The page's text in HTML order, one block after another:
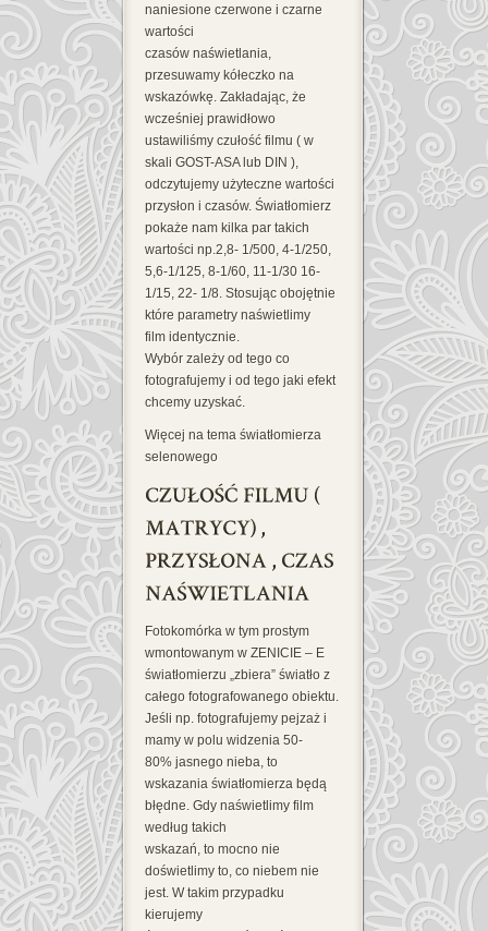
naniesione czerwone i czarne
wartości
czasów naświetlania,
przesuwamy kółeczko na
wskazówkę. Zakładając, że
wcześniej prawidłowo
ustawiliśmy czułość filmu ( w
skali GOST-ASA lub DIN ),
odczytujemy użyteczne wartości
przysłon i czasów. Światłomierz
pokaże nam kilka par takich
wartości np.2,8- 1/500, 4-1/250,
5,6-1/125, 8-1/60, 11-1/30 16-
1/15, 22- 1/8. Stosując obojętnie
które parametry naświetlimy
film identycznie.
Wybór zależy od tego co
fotografujemy i od tego jaki efekt
chcemy uzyskać.
Więcej na tema światłomierza
selenowego
Fotokomórka w tym prostym
wmontowanym w ZENICIE – E
światłomierzu „zbiera” światło z
całego fotografowanego obiektu.
Jeśli np. fotografujemy pejzaż i
mamy w polu widzenia 50-
80% jasnego nieba, to
wskazania światłomierza będą
błędne. Gdy naświetlimy film
według takich
wskazań, to mocno nie
doświetlimy to, co niebem nie
jest. W takim przypadku
kierujemy